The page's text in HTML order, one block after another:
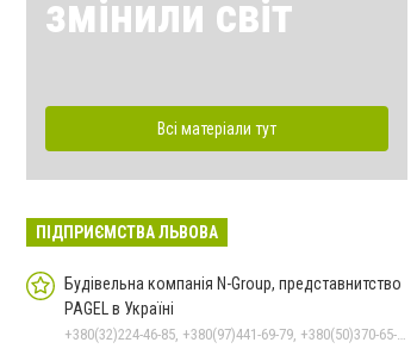
змінили світ
Всі матеріали тут
ПІДПРИЄМСТВА ЛЬВОВА
Будівельна компанія N-Group, представнитство
PAGEL в Україні